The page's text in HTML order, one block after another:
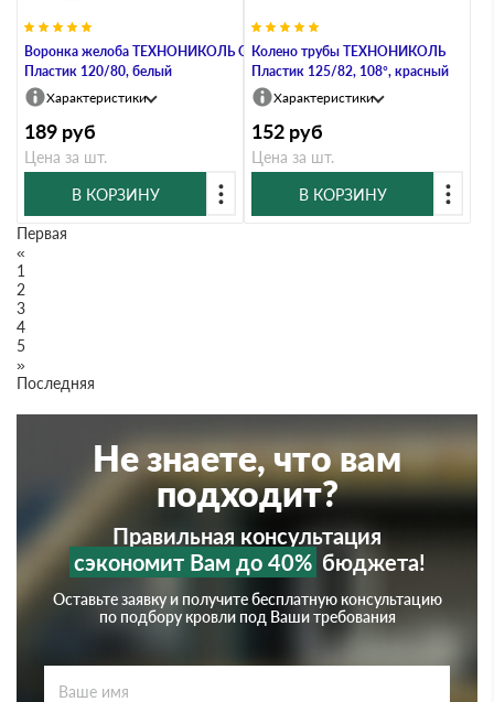
Воронка желоба ТЕХНОНИКОЛЬ Оптима
Пластик 120/80, белый
Характеристики
189 руб
Цена за шт.
В КОРЗИНУ
Колено трубы ТЕХНОНИКОЛЬ
Пластик 125/82, 108°, красный
Характеристики
152 руб
Цена за шт.
В КОРЗИНУ
Первая
«
1
2
3
4
5
»
Последняя
Не знаете, что вам
подходит?
Правильная консультация
сэкономит Вам до 40% бюджета!
Оставьте заявку и получите бесплатную консультацию
по подбору кровли под Ваши требования